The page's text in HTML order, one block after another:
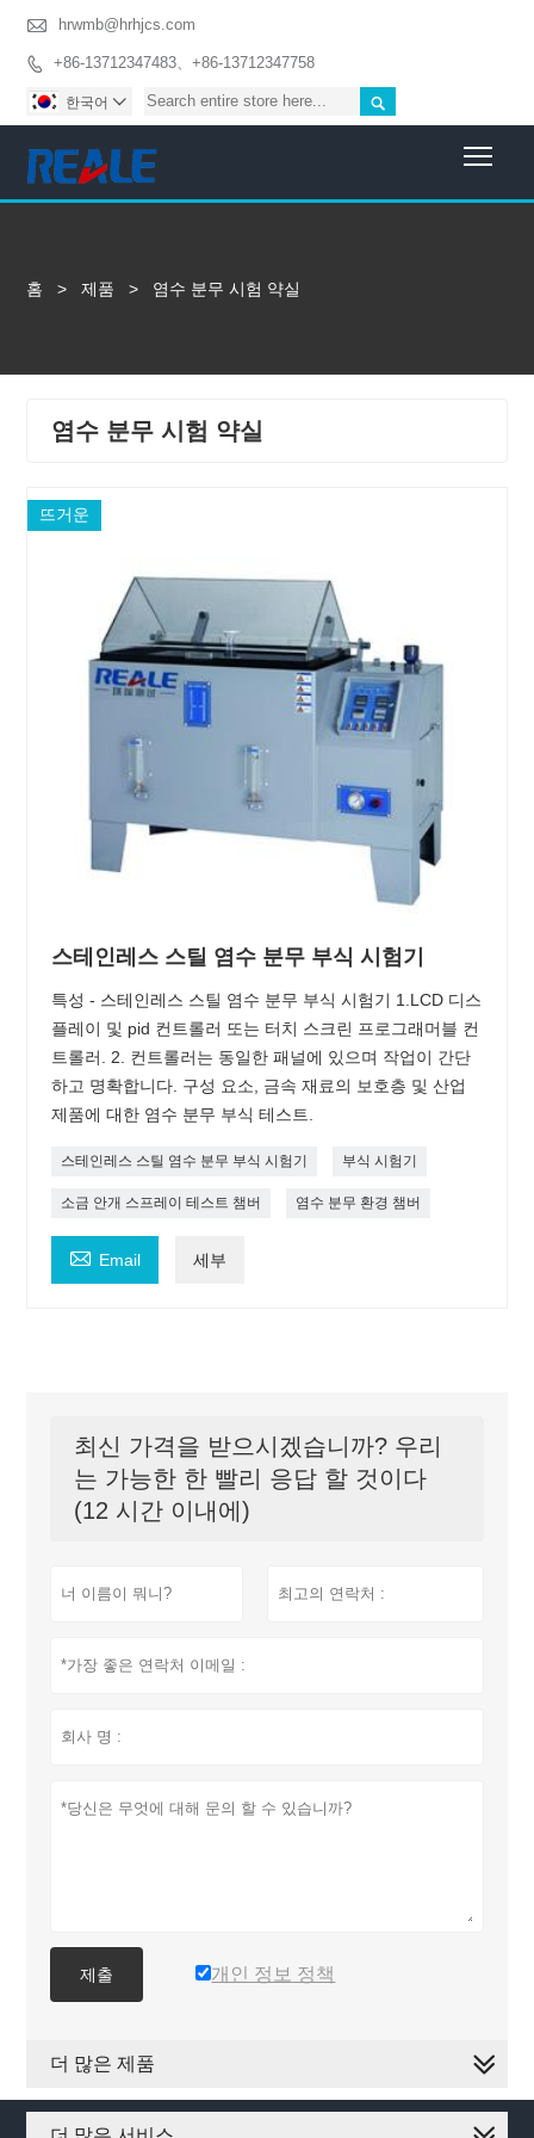
 hrwmb@hrhjcs.com
 +86-13712347483、+86-13712347758

한국어 
홈 > 제품 > 염수 분무 시험 약실
염수 분무 시험 약실
뜨거운
스테인레스 스틸 염수 분무 부식 시험기
특성 - 스테인레스 스틸 염수 분무 부식 시험기 1.LCD 디스
플레이 및 pid 컨트롤러 또는 터치 스크린 프로그래머블 컨
트롤러. 2. 컨트롤러는 동일한 패널에 있으며 작업이 간단
하고 명확합니다. 구성 요소, 금속 재료의 보호층 및 산업
제품에 대한 염수 분무 부식 테스트.
스테인레스 스틸 염수 분무 부식 시험기 부식 시험기
소금 안개 스프레이 테스트 챔버 염수 분무 환경 챔버
 Email 세부
최신 가격을 받으시겠습니까? 우리
는 가능한 한 빨리 응답 할 것이다
(12 시간 이내에)
제출 개인 정보 정책
더 많은 제품